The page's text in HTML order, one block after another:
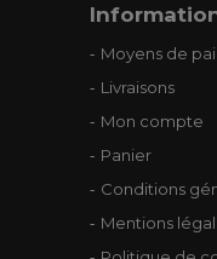
Moyens de
Livraisons
Mon compte
Panier
Conditions
Mentions